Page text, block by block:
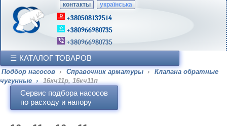
контакты українська
+380508132514
+380966980735
+380966980735
КАТАЛОГ ТОВАРОВ
Подбор насосов › Справочник арматуры ›
Клапана обратные
чугунные › 16кч11р, 16кч11п
Сервис подбора насосов
по расходу и напору